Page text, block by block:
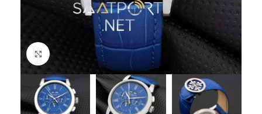
Büyütmek için tıklayın